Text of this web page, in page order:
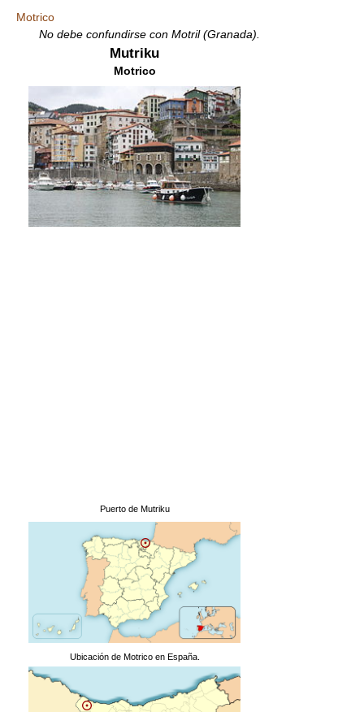
Motrico
No debe confundirse con Motril (Granada).
Mutriku
Motrico
Puerto de Mutriku
Ubicación de Motrico en España.